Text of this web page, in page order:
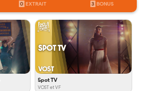
0 EXTRAIT 3 BONUS
Spot TV
VOST et VF